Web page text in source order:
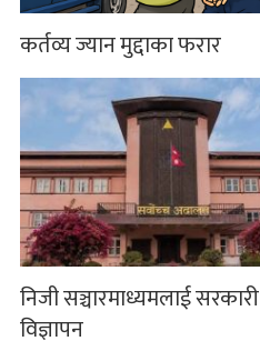
कर्तव्य ज्यान मुद्दाका फरार
निजी सञ्चारमाध्यमलाई सरकारी
विज्ञापन